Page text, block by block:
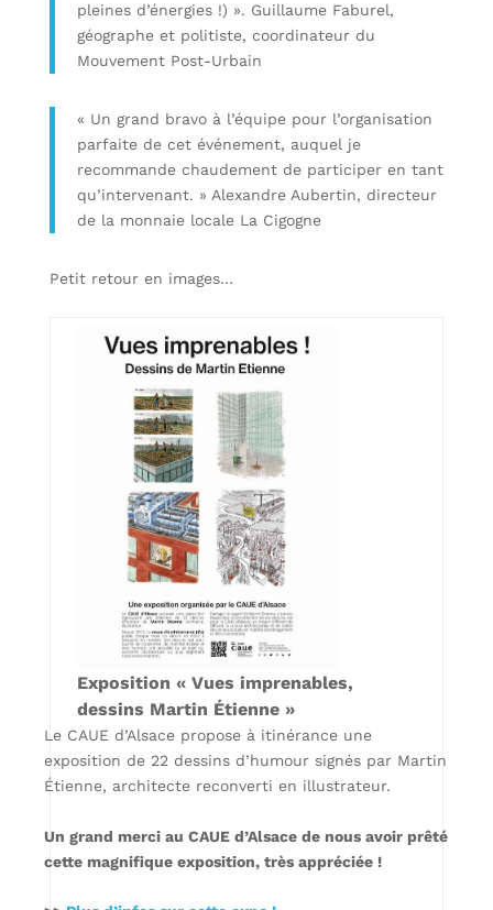
pleines d’énergies !) ». Guillaume Faburel,
géographe et politiste, coordinateur du
Mouvement Post-Urbain
« Un grand bravo à l’équipe pour l’organisation
parfaite de cet événement, auquel je
recommande chaudement de participer en tant
qu’intervenant. » Alexandre Aubertin, directeur
de la monnaie locale La Cigogne
Petit retour en images…
Exposition « Vues imprenables,
dessins Martin Étienne »
Le CAUE d’Alsace propose à itinérance une
exposition de 22 dessins d’humour signés par Martin
Étienne, architecte reconverti en illustrateur.
Un grand merci au CAUE d’Alsace de nous avoir prêté
cette magnifique exposition, très appréciée !